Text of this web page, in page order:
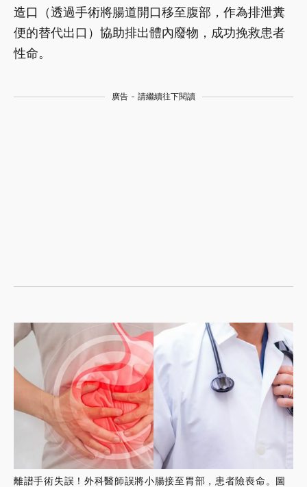
造口
（透過手術將腸道開口移至腹部，作為排泄糞
便的替代出口）協助排出體內廢物，成功挽救患者
性命。
廣告 - 請繼續往下閱讀
離譜手術失誤！外科醫師誤將小腸接至胃部，患者險喪命。圖